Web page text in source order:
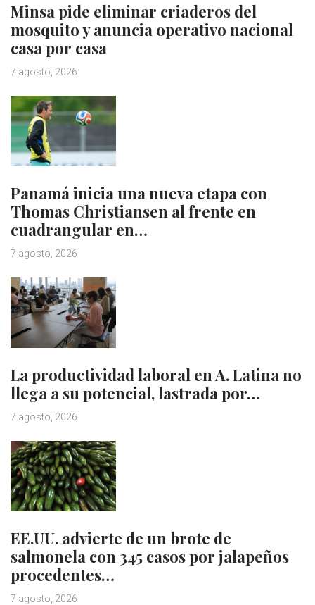
Minsa pide eliminar criaderos del
mosquito y anuncia operativo nacional
casa por casa
7 agosto, 2026
Panamá inicia una nueva etapa con
Thomas Christiansen al frente en
cuadrangular en…
7 agosto, 2026
La productividad laboral en A. Latina no
llega a su potencial, lastrada por…
7 agosto, 2026
EE.UU. advierte de un brote de
salmonela con 345 casos por jalapeños
procedentes…
7 agosto, 2026